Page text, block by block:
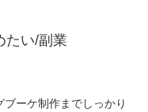
たい/副業
ーケ制作までしっかり